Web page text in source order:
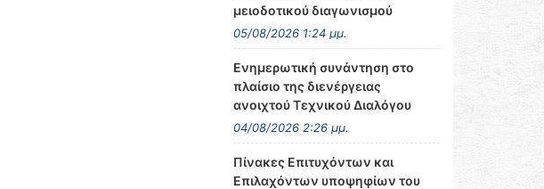
μειοδοτικού διαγωνισμού
05/08/2026 1:24 μμ.
Ενημερωτική συνάντηση στο
πλαίσιο της διενέργειας
ανοιχτού Τεχνικού Διαλόγου
04/08/2026 2:26 μμ.
Πίνακες Επιτυχόντων και
Επιλαχόντων υποψηφίων του